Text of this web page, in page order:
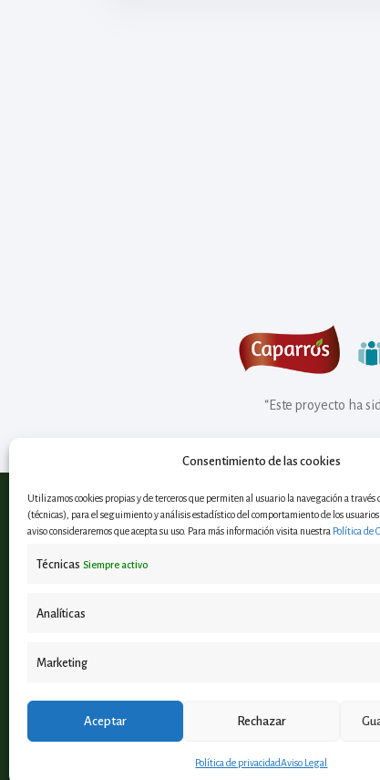
Consentimiento de las cookies
Utilizamos cookies propias y de terceros que permiten al usuario la navegación a través
(técnicas), para el seguimiento y análisis estadístico del comportamiento de los
aviso consideraremos que acepta su uso. Para más información visita nuestra Política de
Técnicas Siempre activo
Analíticas
Marketing
Aceptar Rechazar
Política de privacidadAviso Legal
“Este proyecto ha
Observatorio Andaluz en